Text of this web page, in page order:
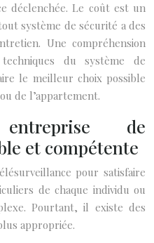
déclenchée. Le coût est un
système de sécurité a des
Une compréhension
du système de
le meilleur choix possible
de l’appartement.
de
et compétente
pour satisfaire
de chaque individu ou
Pourtant, il existe des
appropriée.